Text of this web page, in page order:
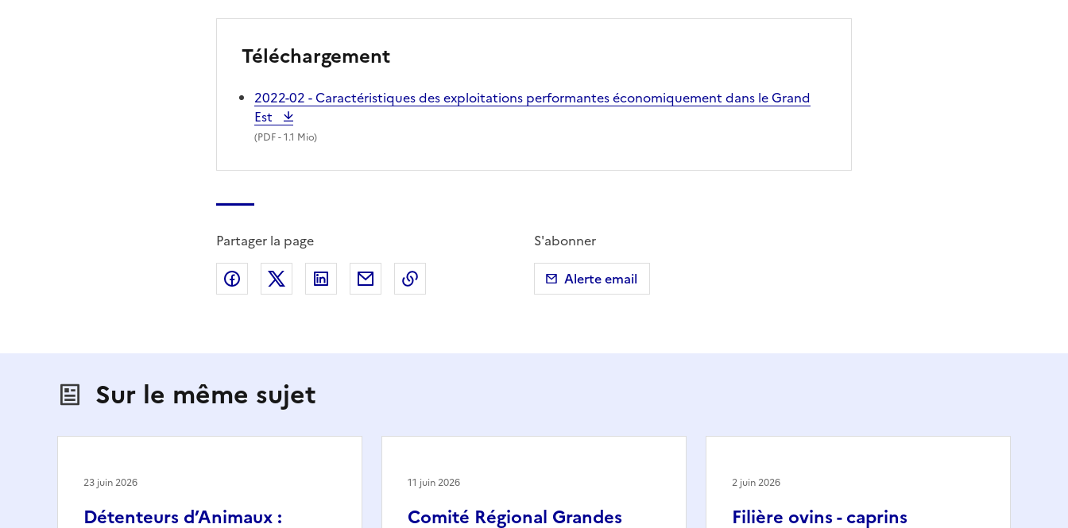
Téléchargement
2022-02 - Caractéristiques des exploitations performantes économiquement dans le Grand
Est
(PDF- 1.1 Mio)
Partager la page
Partager sur Facebook
Partager sur X (anciennement Twitter)
Partager sur LinkedIn
Partager par emailCopier dans le presse-papier
S'abonner
Alerte email
Sur le même sujet
Détenteurs d’Animaux :
23 juin 2026
Comité Régional Grandes
11 juin 2026
Filière ovins - caprins
2 juin 2026